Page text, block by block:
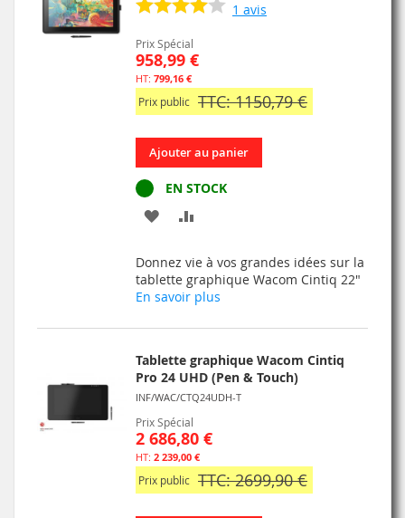
1 avis
Prix Spécial
958,99 €
799,16 €
Prix public TTC: 1150,79 €
Ajouter au panier
EN STOCK
AJOUTER
MA
COMPARATEUR
Donnez vie à vos grandes idées sur la
tablette graphique Wacom Cintiq 22"
En savoir plus
Tablette graphique Wacom Cintiq
Pro 24 UHD (Pen & Touch)
INF/WAC/CTQ24UDH-T
Prix Spécial
2 686,80 €
2 239,00 €
Prix public TTC: 2699,90 €